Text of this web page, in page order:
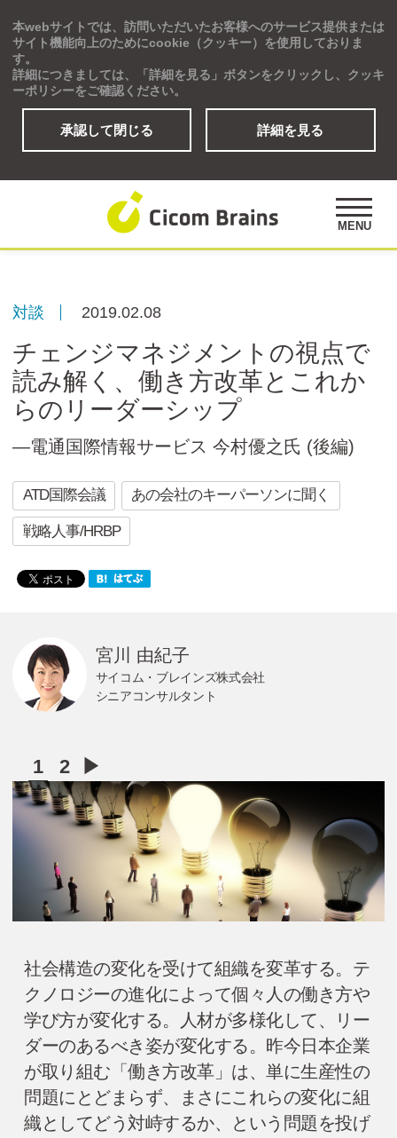
本webサイトでは、訪問いただいたお客様へのサービス提供または
サイト機能向上のためにcookie（クッキー）を使用しておりま
す。
詳細につきましては、「詳細を見る」ボタンをクリックし、クッキ
ーポリシーをご確認ください。
承認して閉じる 詳細を見る
MENU
Global
アセスメント
公開講座 事例紹介 オピニオンズ
Cicom Brainsについて
採用情報・講師募集
アジア・ネットワーク
お問い合わせ
資料ダウンロード
検
対談 2019.02.08
チェンジマネジメントの視点で
読み解く、働き方改革とこれか
らのリーダーシップ
―電通国際情報サービス 今村優之氏 (後編)
ATD国際会議 あの会社のキーパーソンに聞く
戦略人事/HRBP
宮川 由紀子
サイコム・ブレインズ株式会社
シニアコンサルタント
1 2 ▶︎
社会構造の変化を受けて組織を変革する。テ
クノロジーの進化によって個々人の働き方や
学び方が変化する。人材が多様化して、リー
ダーのあるべき姿が変化する。昨今日本企業
が取り組む「働き方改革」は、単に生産性の
問題にとどまらず、まさにこれらの変化に組
織としてどう対峙するか、という問題を投げ